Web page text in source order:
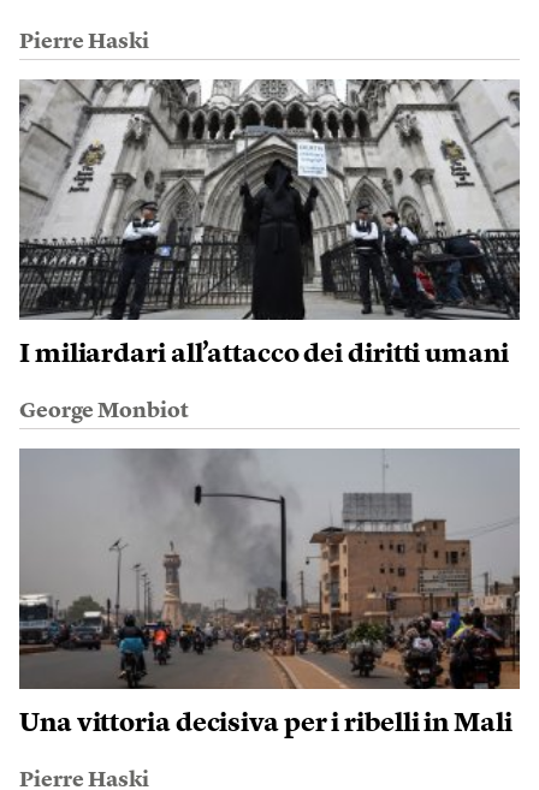
Pierre Haski
I miliardari all’attacco dei diritti umani
George Monbiot
Una vittoria decisiva per i ribelli in Mali
Pierre Haski